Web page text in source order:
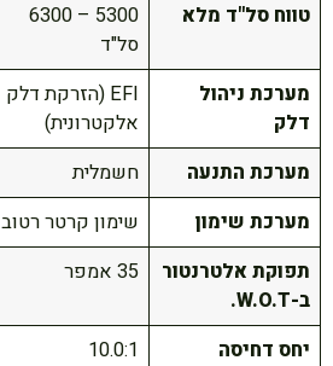
טווח סל"ד מלא
5300 – 6300
סל"ד
מערכת ניהול
דלק
EFI (הזרקת דלק
אלקטרונית)
מערכת התנעה
חשמלית
מערכת שימון
שימון קרטר רטוב
תפוקת אלטרנטור
ב-W.O.T.
35 אמפר
יחס דחיסה 10.0:1